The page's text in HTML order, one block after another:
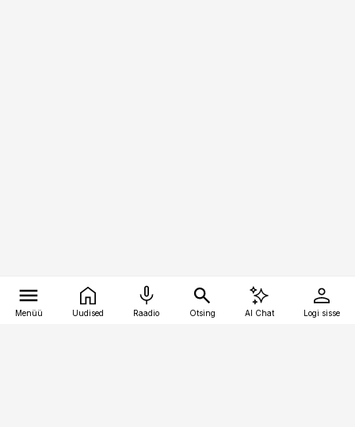
Menüü Uudised Raadio Otsing AI Chat Logi sisse